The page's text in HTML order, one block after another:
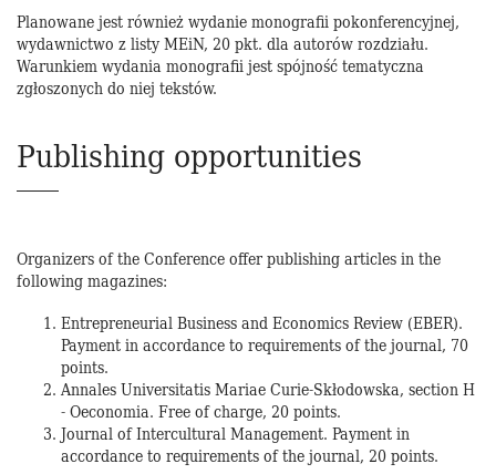
Planowane jest również wydanie monografii pokonferencyjnej,
wydawnictwo z listy MEiN, 20 pkt. dla autorów rozdziału.
Warunkiem wydania monografii jest spójność tematyczna
zgłoszonych do niej tekstów.
Publishing opportunities
Organizers of the Conference offer publishing articles in the
following magazines:
Entrepreneurial Business and Economics Review (EBER).
Payment in accordance to requirements of the journal, 70
points.
Annales Universitatis Mariae Curie-Skłodowska, section H
- Oeconomia. Free of charge, 20 points.
Journal of Intercultural Management. Payment in
accordance to requirements of the journal, 20 points.